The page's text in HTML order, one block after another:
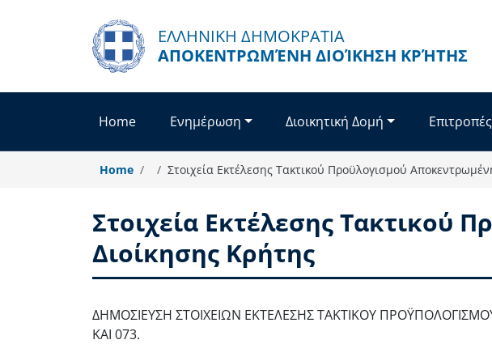
ΕΛΛΗΝΙΚΗ ΔΗΜΟΚΡΑΤΙΑ
ΑΠΟΚΕΝΤΡΩΜΈΝΗ ΔΙΟΊΚΗΣΗ ΚΡΉΤΗΣ
Home Ενημέρωση Διοικητική Δομή
Home Στοιχεία Εκτέλεσης Τακτικού Προϋλογισμού
Στοιχεία Εκτέλεσης Τακτικού
Διοίκησης Κρήτης
Body
ΔΗΜΟΣΙΕΥΣΗ ΣΤΟΙΧΕΙΩΝ ΕΚΤΕΛΕΣΗΣ ΤΑΚΤΙΚΟΥ
ΚΑΙ 073.